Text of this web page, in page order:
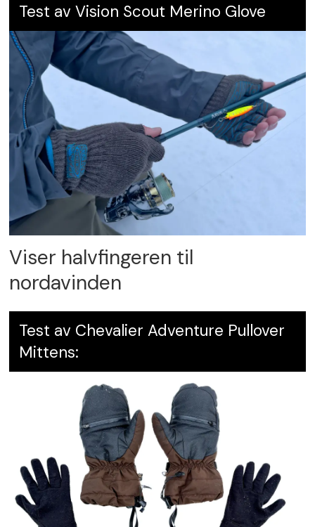
Test av Vision Scout Merino Glove
Viser halvfingeren til
nordavinden
Test av Chevalier Adventure Pullover
Mittens: